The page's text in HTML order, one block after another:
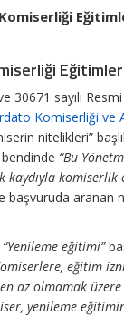
30671 sayılı Resmi
Komiserliği ve
nitelikleri”
bendinde “Bu
kaydıyla
aranan
“Yenileme eğitimi”
eğitim
az olmamak üzere
yenileme